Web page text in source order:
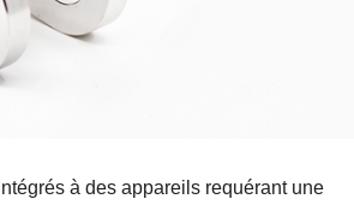
à des appareils requérant une